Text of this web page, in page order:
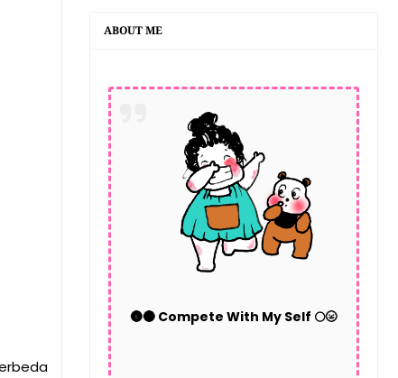
ABOUT ME
🌚🌑 Compete With My Self 🌕🌝